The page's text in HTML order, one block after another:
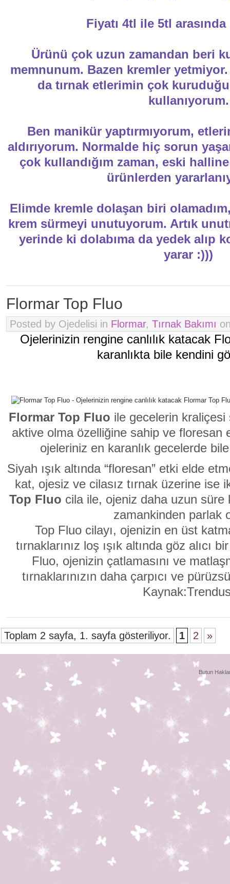
Fiyatı 4tl ile 5tl
Ürünü çok uzun zamandan beri
memnunum. Bazen kremler
da tırnak etlerimin çok
kullanıyorum.
Ben manikür yaptırmıyorum,
aldırıyorum. Normalde hiç sorun
çok kullandığım zaman, eski
ürünlerden
Elimde kremle dolaşan biri
krem sürmeyi unutuyorum. Artık
yerinde ki dolabıma da yedek alıp
yarar :)))
Flormar Top Fluo
Posted by Ojedelisi in Flormar, Tırnak Bakımı
Ojelerinizin rengine canlılık katacak
karanlıkta bile kendini
Flormar Top Fluo ile gecelerin kraliçesi
aktive olma özelliğine sahip ve floresan
ojeleriniz en karanlık gecelerde
Siyah ışık altında “floresan” etki elde
kat, ojesiz ve cilasız tırnak üzerine ise
Top Fluo cila ile, ojeniz daha uzun süre
zamankinden parlak
Top Fluo cilayı, ojenizin en üst
tırnaklarınız loş ışık altında göz alıcı
Fluo, ojenizin çatlamasını ve
tırnaklarınızın daha çarpıcı ve
Toplam 2 sayfa, 1. sayfa gösteriliyor. 1 2 »
Butun